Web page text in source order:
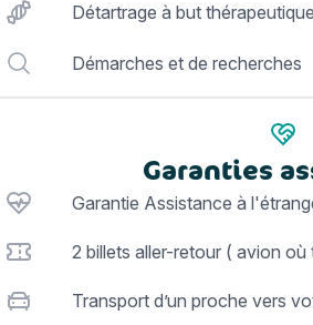
Détartrage à but thérapeutique
Démarches et de recherches
Garanties
Garantie Assistance à
2 billets aller-retour ( avion où
Transport d’un proche vers